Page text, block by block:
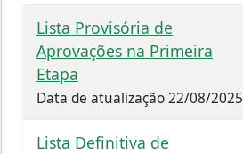
Lista Provisória de
Aprovações na Primeira
Etapa
Data de atualização 22/08/2025
Lista Definitiva de